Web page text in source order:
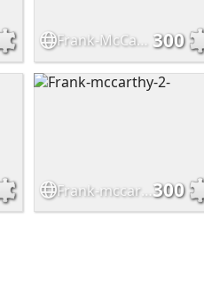
Frank-McCarthy-The-Outrider 300
Frank-mccarthy-2-300